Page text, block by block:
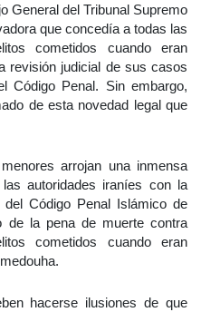
General del Tribunal Supremo
que concedía a todas las
cometidos cuando eran
revisión judicial de sus casos
Código Penal. Sin embargo,
de esta novedad legal que
arrojan una inmensa
autoridades iraníes con la
Código Penal Islámico de
la pena de muerte contra
cometidos cuando eran
hacerse ilusiones de que